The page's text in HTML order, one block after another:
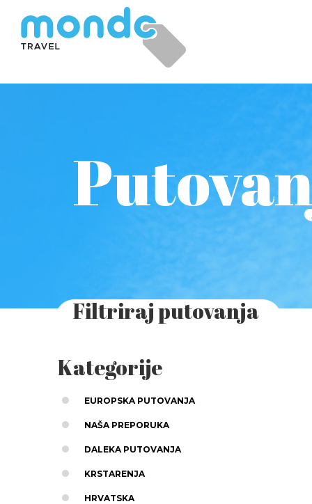
Filtriraj putovanja
Kategorije
EUROPSKA PUTOVANJA
NAŠA PREPORUKA
DALEKA PUTOVANJA
KRSTARENJA
HRVATSKA